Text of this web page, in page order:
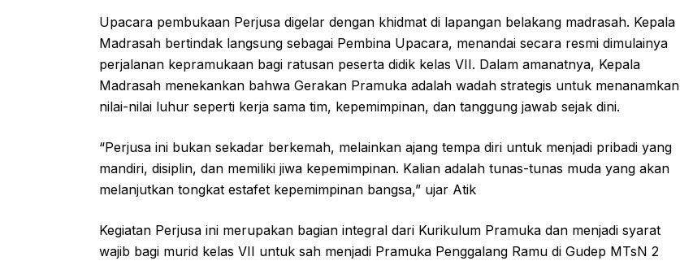
Upacara pembukaan Perjusa digelar dengan khidmat di lapangan belakang madrasah. Kepala
Madrasah bertindak langsung sebagai Pembina Upacara, menandai secara resmi dimulainya
perjalanan kepramukaan bagi ratusan peserta didik kelas VII. Dalam amanatnya, Kepala
Madrasah menekankan bahwa Gerakan Pramuka adalah wadah strategis untuk menanamkan
nilai-nilai luhur seperti kerja sama tim, kepemimpinan, dan tanggung jawab sejak dini.
“Perjusa ini bukan sekadar berkemah, melainkan ajang tempa diri untuk menjadi pribadi yang
mandiri, disiplin, dan memiliki jiwa kepemimpinan. Kalian adalah tunas-tunas muda yang akan
melanjutkan tongkat estafet kepemimpinan bangsa,” ujar Atik
Kegiatan Perjusa ini merupakan bagian integral dari Kurikulum Pramuka dan menjadi syarat
wajib bagi murid kelas VII untuk sah menjadi Pramuka Penggalang Ramu di Gudep MTsN 2